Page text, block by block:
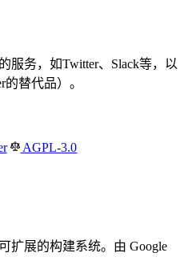
服务，如Twitter、Slack等，以
替代品）。
AGPL-3.0
扩展的构建系统。由 Google